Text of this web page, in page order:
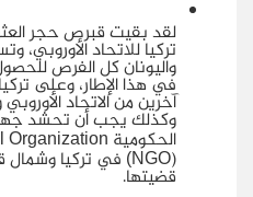
لقد بقيت قبرص حجر
تركيا للاتحاد
واليونان كل الفرص
في هذا الإطار، وعلى
آخرين من الاتحاد
وكذلك يجب أن تحشد
الحكومية Organization
(NGO ) في تركيا
قضيتها.